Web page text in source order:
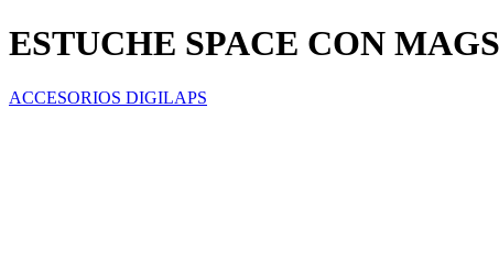
ESTUCHE SPACE CON
ACCESORIOS DIGILAPS